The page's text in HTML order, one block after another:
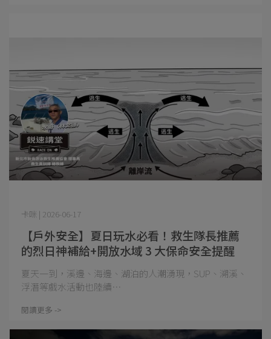
【戶外安全】夏日玩水必看！救生隊長推薦
的烈日神補給+開放水域 3 大保命安全提醒
卡咪 | 2026-06-17
夏天一到，溪邊、海邊、湖泊的人潮湧現，SUP、溯溪、
浮潛等戲水活動也陸續⋯
閱讀更多 ->